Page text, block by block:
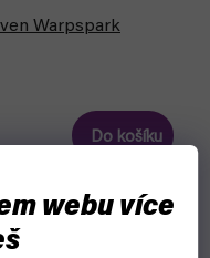
webu více
Warpspark
Do košíku
do hry Warhammer